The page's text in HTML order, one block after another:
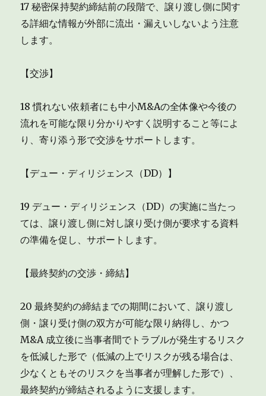
17 秘密保持契約締結前の段階で、譲り渡し側に関す
る詳細な情報が外部に流出・漏えいしないよう注意
します。
【交渉】
18 慣れない依頼者にも中小M&Aの全体像や今後の
流れを可能な限り分かりやすく説明すること等によ
り、寄り添う形で交渉をサポートします。
【デュー・ディリジェンス（DD）】
19 デュー・ディリジェンス（DD）の実施に当たっ
ては、譲り渡し側に対し譲り受け側が要求する資料
の準備を促し、サポートします。
【最終契約の交渉・締結】
20 最終契約の締結までの期間において、譲り渡し
側・譲り受け側の双方が可能な限り納得し、かつ
M&A 成立後に当事者間でトラブルが発生するリスク
を低減した形で（低減の上でリスクが残る場合は、
少なくともそのリスクを当事者が理解した形で）、
最終契約が締結されるように支援します。